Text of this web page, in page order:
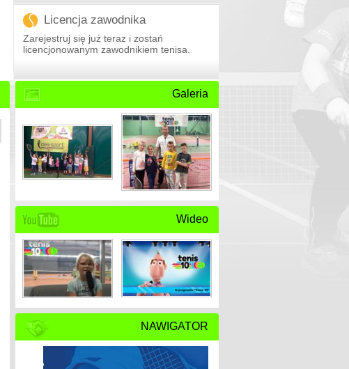
Licencja zawodnika
Zarejestruj się już teraz i zostań
licencjonowanym zawodnikiem tenisa.
Galeria
Wideo
NAWIGATOR